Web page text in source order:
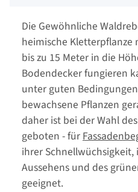
Die Gewöhnliche
heimische
bis zu 15 Meter in die
Bodendecker fungieren
unter guten
bewachsene Pflanzen
daher ist bei der Wahl
geboten - für
ihrer Schnellwüchsigkeit,
Aussehens und des
geeignet.